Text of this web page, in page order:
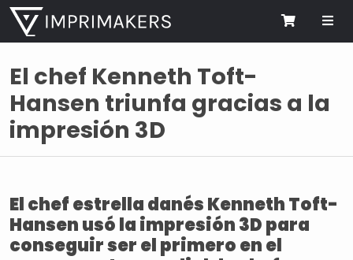
Cart
El chef Kenneth Toft-
Hansen triunfa gracias a la
impresión 3D
El chef estrella danés Kenneth Toft-
Hansen usó la impresión 3D para
conseguir ser el primero en el